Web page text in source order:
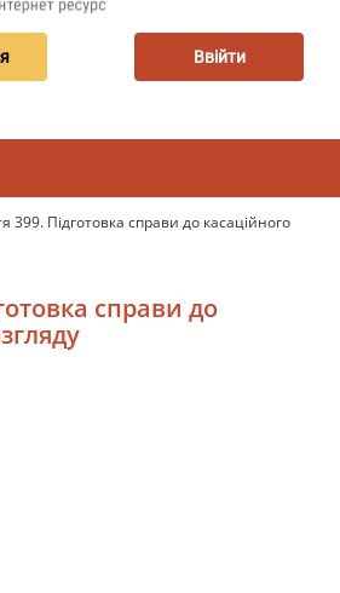
Ввійти
399. Підготовка справи до касаційного
справи до